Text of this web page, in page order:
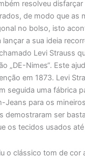
resolveu disfarçar
de modo que as
no bolso, isto
lançar a sua ideia
Levi Strauss
„DE-Nimes“. Este
em 1873. Levi
seguida uma fábrica
Jeans para os
demostraram ser
os tecidos usados até
o clássico tom de cor